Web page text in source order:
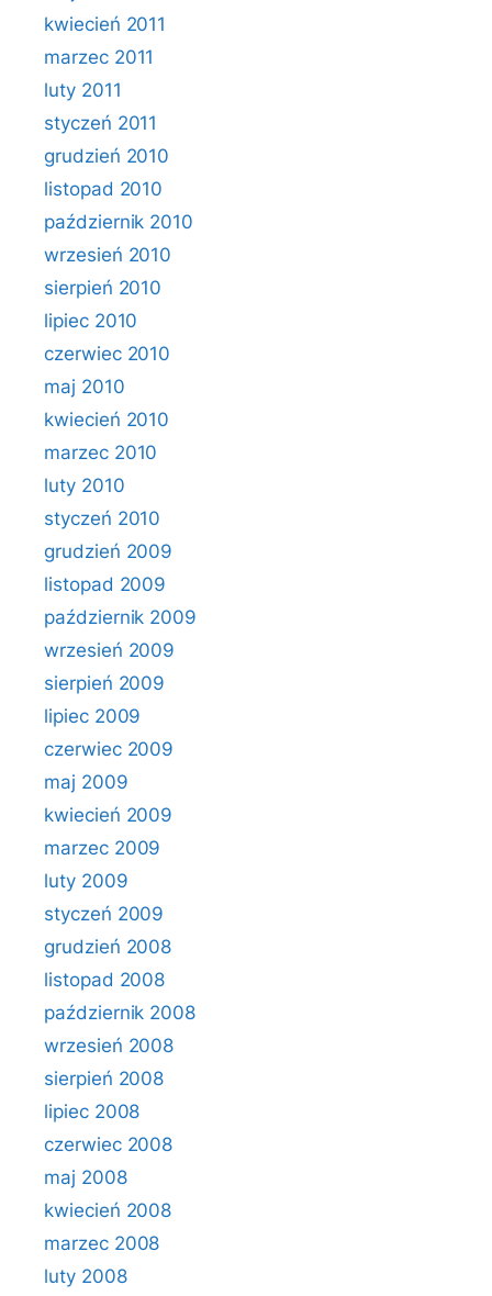
kwiecień 2011
marzec 2011
luty 2011
styczeń 2011
grudzień 2010
listopad 2010
październik 2010
wrzesień 2010
sierpień 2010
lipiec 2010
czerwiec 2010
maj 2010
kwiecień 2010
marzec 2010
luty 2010
styczeń 2010
grudzień 2009
listopad 2009
październik 2009
wrzesień 2009
sierpień 2009
lipiec 2009
czerwiec 2009
maj 2009
kwiecień 2009
marzec 2009
luty 2009
styczeń 2009
grudzień 2008
listopad 2008
październik 2008
wrzesień 2008
sierpień 2008
lipiec 2008
czerwiec 2008
maj 2008
kwiecień 2008
marzec 2008
luty 2008